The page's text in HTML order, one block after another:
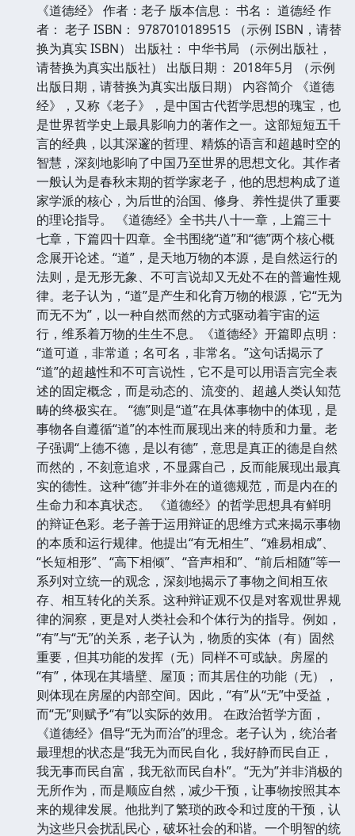
《道德经》 作者：老子 版本信息： 书名： 道德经 作
者： 老子 ISBN： 9787010189515 （示例 ISBN，请替
换为真实 ISBN） 出版社： 中华书局 （示例出版社，
请替换为真实出版社） 出版日期： 2018年5月 （示例
出版日期，请替换为真实出版日期） 内容简介 《道德
经》，又称《老子》，是中国古代哲学思想的瑰宝，也
是世界哲学史上最具影响力的著作之一。这部短短五千
言的经典，以其深邃的哲理、精炼的语言和超越时空的
智慧，深刻地影响了中国乃至世界的思想文化。其作者
一般认为是春秋末期的哲学家老子，他的思想构成了道
家学派的核心，为后世的治国、修身、养性提供了重要
的理论指导。 《道德经》全书共八十一章，上篇三十
七章，下篇四十四章。全书围绕“道”和“德”两个核心概
念展开论述。“道”，是天地万物的本源，是自然运行的
法则，是无形无象、不可言说却又无处不在的普遍性规
律。老子认为，“道”是产生和化育万物的根源，它“无为
而无不为”，以一种自然而然的方式驱动着宇宙的运
行，维系着万物的生生不息。《道德经》开篇即点明：
“道可道，非常道；名可名，非常名。”这句话揭示了
“道”的超越性和不可言说性，它不是可以用语言完全表
述的固定概念，而是动态的、流变的、超越人类认知范
畴的终极实在。 “德”则是“道”在具体事物中的体现，是
事物各自遵循“道”的本性而展现出来的特质和力量。老
子强调“上德不德，是以有德”，意思是真正的德是自然
而然的，不刻意追求，不显露自己，反而能展现出最真
实的德性。这种“德”并非外在的道德规范，而是内在的
生命力和本真状态。 《道德经》的哲学思想具有鲜明
的辩证色彩。老子善于运用辩证的思维方式来揭示事物
的本质和运行规律。他提出“有无相生”、“难易相成”、
“长短相形”、“高下相倾”、“音声相和”、“前后相随”等一
系列对立统一的观念，深刻地揭示了事物之间相互依
存、相互转化的关系。这种辩证观不仅是对客观世界规
律的洞察，更是对人类社会和个体行为的指导。例如，
“有”与“无”的关系，老子认为，物质的实体（有）固然
重要，但其功能的发挥（无）同样不可或缺。房屋的
“有”，体现在其墙壁、屋顶；而其居住的功能（无），
则体现在房屋的内部空间。因此，“有”从“无”中受益，
而“无”则赋予“有”以实际的效用。 在政治哲学方面，
《道德经》倡导“无为而治”的理念。老子认为，统治者
最理想的状态是“我无为而民自化，我好静而民自正，
我无事而民自富，我无欲而民自朴”。“无为”并非消极的
无所作为，而是顺应自然，减少干预，让事物按照其本
来的规律发展。他批判了繁琐的政令和过度的干预，认
为这些只会扰乱民心，破坏社会的和谐。一个明智的统